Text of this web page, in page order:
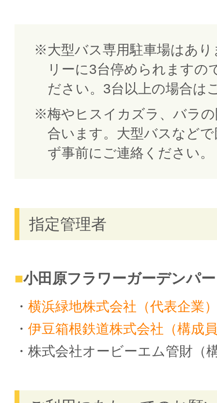
大型バス専用駐車場はあ
リーに3台停められますの
ださい。3台以上の場合は
梅やヒスイカズラ、バラ
合います。大型バスなど
ず事前にご連絡ください。
指定管理者
小田原フラワーガーデンパ
横浜緑地株式会社（代表企業
伊豆箱根鉄道株式会社（構成
株式会社オービーエム管財（